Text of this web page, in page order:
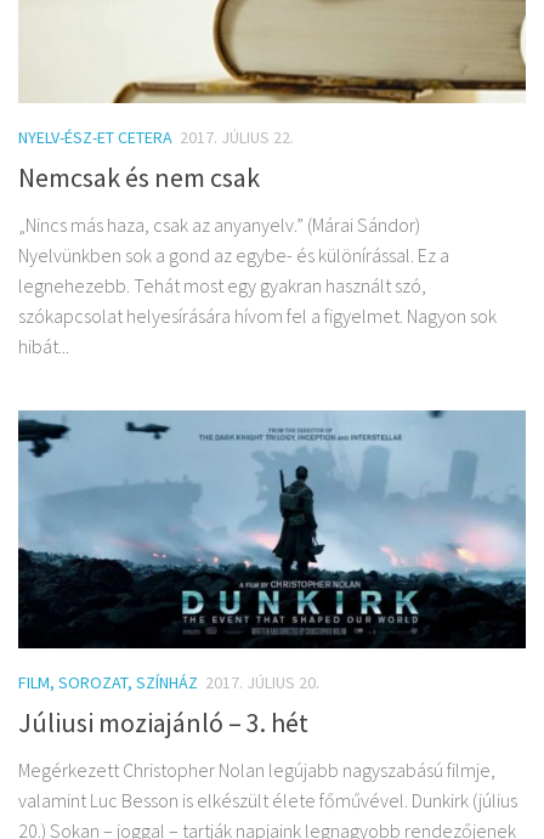
NYELV-ÉSZ-ET CETERA 2017. JÚLIUS 22.
Nemcsak és nem csak
„Nincs más haza, csak az anyanyelv.” (Márai Sándor)
Nyelvünkben sok a gond az egybe- és különírással. Ez a
legnehezebb. Tehát most egy gyakran használt szó,
szókapcsolat helyesírására hívom fel a figyelmet. Nagyon sok
hibát...
FILM, SOROZAT, SZÍNHÁZ 2017. JÚLIUS 20.
Júliusi moziajánló – 3. hét
Megérkezett Christopher Nolan legújabb nagyszabású filmje,
valamint Luc Besson is elkészült élete főművével. Dunkirk (július
20.) Sokan – joggal – tartják napjaink legnagyobb rendezőjenek